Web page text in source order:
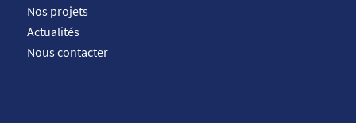
Nos projets
Actualités
Nous contacter